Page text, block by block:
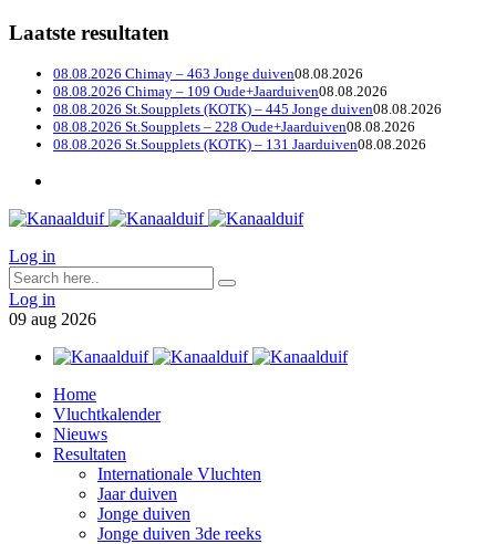
Laatste resultaten
08.08.2026 Chimay – 463 Jonge duiven08.08.2026
08.08.2026 Chimay – 109 Oude+Jaarduiven08.08.2026
08.08.2026 St.Soupplets (KOTK) – 445 Jonge duiven08.08.2026
08.08.2026 St.Soupplets – 228 Oude+Jaarduiven08.08.2026
08.08.2026 St.Soupplets (KOTK) – 131 Jaarduiven08.08.2026
Log in
Log in
09 aug 2026
Home
Vluchtkalender
Nieuws
Resultaten
Internationale Vluchten
Jaar duiven
Jonge duiven
Jonge duiven 3de reeks